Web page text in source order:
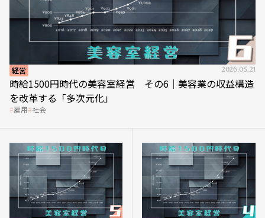
経営 2026.05.21
時給1500円時代の美容室経営 その6｜美容業の収益構造
を改革する「多次元化」
雇用 社会